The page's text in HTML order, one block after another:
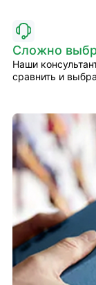
Сложно
Наши
сравнить и